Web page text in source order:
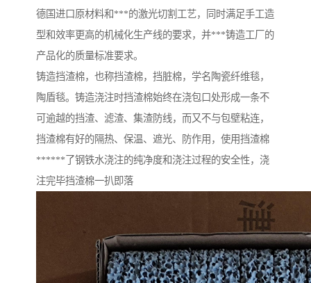
德国进口原材料和***的激光切割工艺，同时满足手工造
型和效率更高的机械化生产线的要求，并***铸造工厂的
产品化的质量标准要求。
铸造挡渣棉，也称挡渣棉，挡脏棉，学名陶瓷纤维毯，
陶盾毯。铸造浇注时挡渣棉始终在浇包口处形成一条不
可逾越的挡渣、滤渣、集渣防线，而又不与包壁粘连，
挡渣棉有好的隔热、保温、遮光、防作用，使用挡渣棉
******了钢铁水浇注的纯净度和浇注过程的安全性，浇
注完毕挡渣棉一扒即落